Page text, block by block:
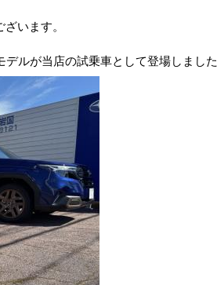
います。
ルが当店の試乗車として登場しました